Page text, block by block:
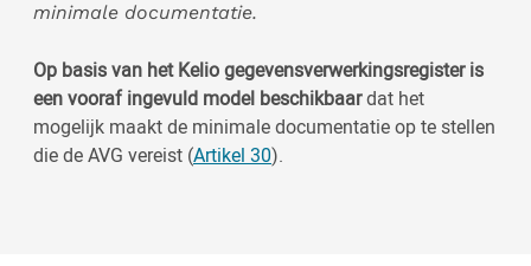
minimale documentatie.
Op basis van het Kelio gegevensverwerkingsregister is
een vooraf ingevuld model beschikbaardat het
mogelijk maakt de minimale documentatie op te stellen
die de AVG vereist (Artikel 30).